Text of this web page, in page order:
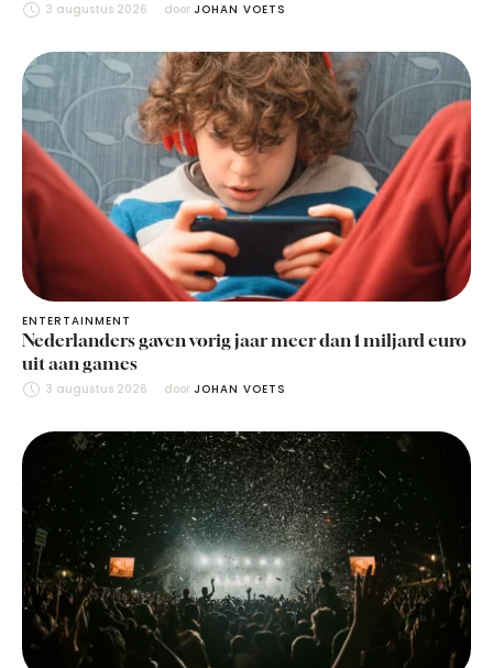
3 augustus 2026 door JOHAN VOETS
ENTERTAINMENT
Nederlanders gaven vorig jaar meer dan 1 miljard euro
uit aan games
3 augustus 2026 door JOHAN VOETS